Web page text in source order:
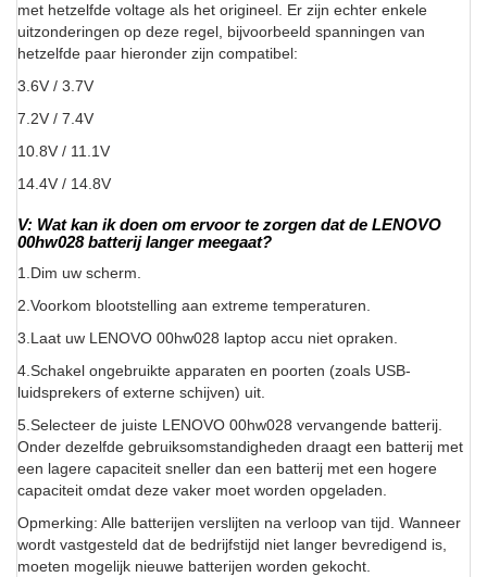
met hetzelfde voltage als het origineel. Er zijn echter enkele
uitzonderingen op deze regel, bijvoorbeeld spanningen van
hetzelfde paar hieronder zijn compatibel:
3.6V / 3.7V
7.2V / 7.4V
10.8V / 11.1V
14.4V / 14.8V
V: Wat kan ik doen om ervoor te zorgen dat de LENOVO
00hw028 batterij langer meegaat?
1.Dim uw scherm.
2.Voorkom blootstelling aan extreme temperaturen.
3.Laat uw LENOVO 00hw028 laptop accu niet opraken.
4.Schakel ongebruikte apparaten en poorten (zoals USB-
luidsprekers of externe schijven) uit.
5.Selecteer de juiste LENOVO 00hw028 vervangende batterij.
Onder dezelfde gebruiksomstandigheden draagt een batterij met
een lagere capaciteit sneller dan een batterij met een hogere
capaciteit omdat deze vaker moet worden opgeladen.
Opmerking: Alle batterijen verslijten na verloop van tijd. Wanneer
wordt vastgesteld dat de bedrijfstijd niet langer bevredigend is,
moeten mogelijk nieuwe batterijen worden gekocht.